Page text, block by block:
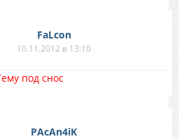
FaLcon
10.11.2012 в 13:10
под снос
PAcAn4iK